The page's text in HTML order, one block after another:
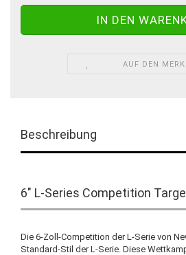
AUF DEN
Beschreibung
6" L-Series Competition
Die 6-Zoll-Competition der L-Serie von
Standard-Stil der L-Serie. Diese